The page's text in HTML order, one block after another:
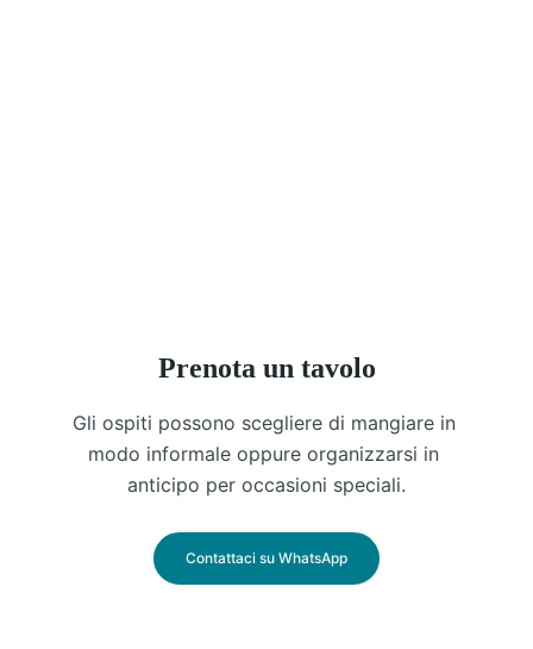
Gli ospiti possono scegliere di mangiare in
modo informale oppure organizzarsi in
anticipo per occasioni speciali.
Contattaci su WhatsApp
Prenota un tavolo